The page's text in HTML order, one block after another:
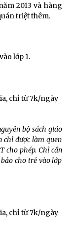
2013 và hàng
triệt thêm.
lớp 1.
chỉ từ 7k/ngày
bộ sách giáo
chỉ được làm quen
cho phép. Chỉ cần
cho trẻ vào lớp
chỉ từ 7k/ngày